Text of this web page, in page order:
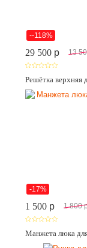
--118%
29 500 p 13
Решётка верхняя
-17%
1 500 p 1 800
Манжета люка